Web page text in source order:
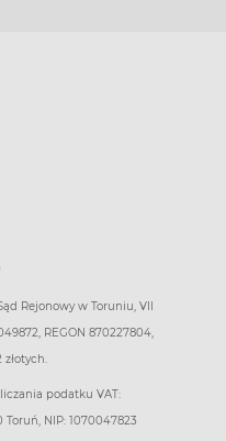
Rejonowy w Toruniu, VII
REGON 870227804,
złotych.
podatku VAT:
Toruń, NIP: 1070047823